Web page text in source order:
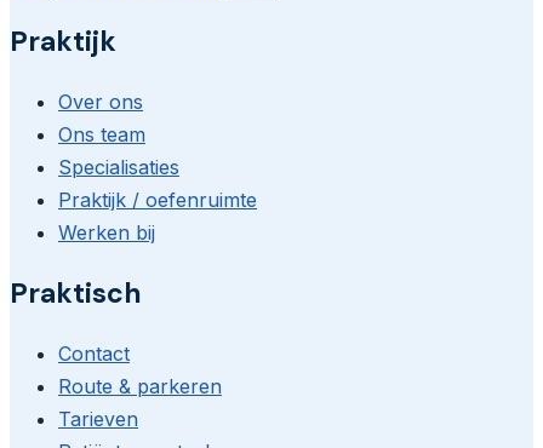
Praktijk
Over ons
Ons team
Specialisaties
Praktijk / oefenruimte
Werken bij
Praktisch
Contact
Route & parkeren
Tarieven